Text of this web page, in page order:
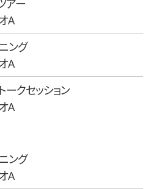
アー
A
ング
A
ークセッション
A
ング
A